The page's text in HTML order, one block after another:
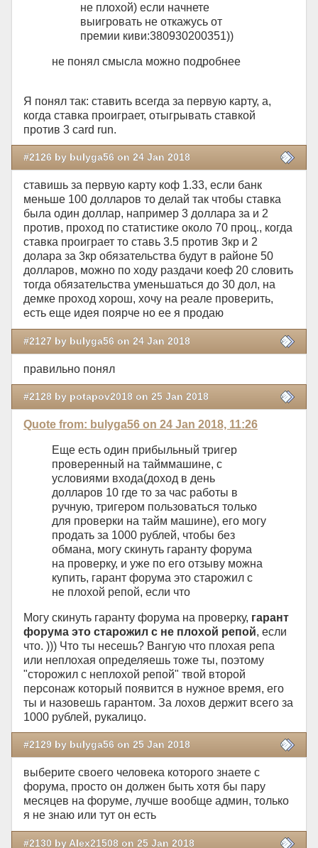
не плохой) если начнете
выигровать не откажусь от
премии киви:380930200351))
не понял смысла можно подробнее
Я понял так: ставить всегда за первую карту, а,
когда ставка проиграет, отыгрывать ставкой
против 3 card run.
#2126 by bulyga56 on 24 Jan 2018
ставишь за первую карту коф 1.33, если банк
меньше 100 долларов то делай так чтобы ставка
была один доллар, например 3 доллара за и 2
против, проход по статистике около 70 проц., когда
ставка проиграет то ставь 3.5 против 3кр и 2
долара за 3кр обязательства будут в районе 50
долларов, можно по ходу раздачи коеф 20 словить
тогда обязательства уменьшаться до 30 дол, на
демке проход хорош, хочу на реале проверить,
есть еще идея поярче но ее я продаю
#2127 by bulyga56 on 24 Jan 2018
правильно понял
#2128 by potapov2018 on 25 Jan 2018
Quote from: bulyga56 on 24 Jan 2018, 11:26
Еще есть один прибыльный тригер
проверенный на тайммашине, с
условиями входа(доход в день
долларов 10 где то за час работы в
ручную, тригером пользоваться только
для проверки на тайм машине), его могу
продать за 1000 рублей, чтобы без
обмана, могу скинуть гаранту форума
на проверку, и уже по его отзыву можна
купить, гарант форума это старожил с
не плохой репой, если что
Могу скинуть гаранту форума на проверку, гарант
форума это старожил с не плохой репой, если
что. ))) Что ты несешь? Вангую что плохая репа
или неплохая определяешь тоже ты, поэтому
"сторожил с неплохой репой" твой второй
персонаж который появится в нужное время, его
ты и назовешь гарантом. За лохов держит всего за
1000 рублей, рукалицо.
#2129 by bulyga56 on 25 Jan 2018
выберите своего человека которого знаете с
форума, просто он должен быть хотя бы пару
месяцев на форуме, лучше вообще админ, только
я не знаю или тут он есть
#2130 by Alex21508 on 25 Jan 2018